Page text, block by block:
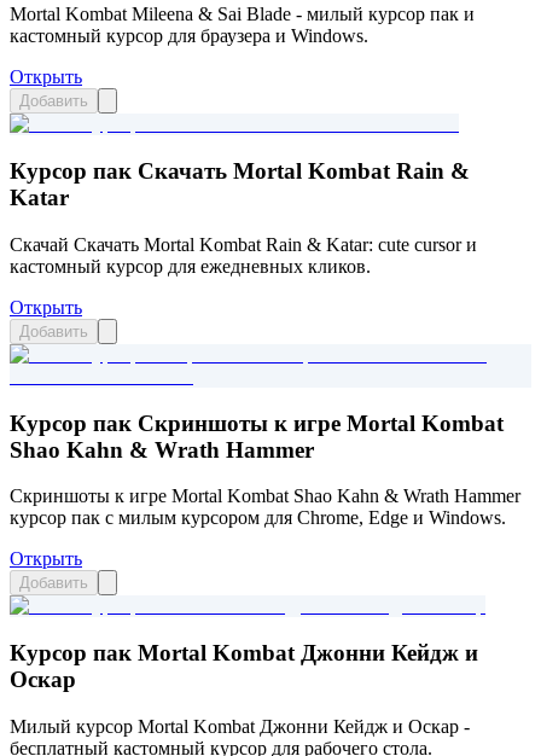
Mortal Kombat Mileena & Sai Blade - милый курсор пак и
кастомный курсор для браузера и Windows.
Открыть
Добавить
Курсор пак Скачать Mortal Kombat Rain &
Katar
Скачай Скачать Mortal Kombat Rain & Katar: cute cursor и
кастомный курсор для ежедневных кликов.
Открыть
Добавить
Курсор пак Скриншоты к игре Mortal Kombat
Shao Kahn & Wrath Hammer
Скриншоты к игре Mortal Kombat Shao Kahn & Wrath Hammer
курсор пак с милым курсором для Chrome, Edge и Windows.
Открыть
Добавить
Курсор пак Mortal Kombat Джонни Кейдж и
Оскар
Милый курсор Mortal Kombat Джонни Кейдж и Оскар -
бесплатный кастомный курсор для рабочего стола.